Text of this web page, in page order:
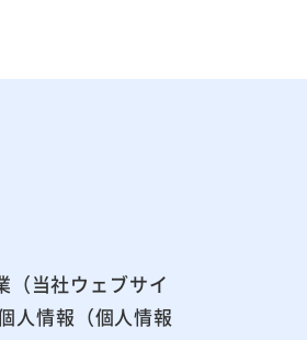
（当社ウェブサイ
情報（個人情報